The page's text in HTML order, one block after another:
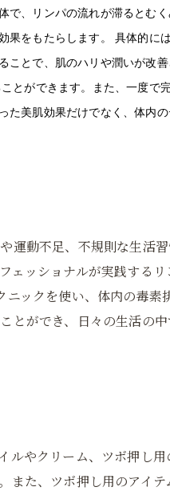
で、リンパの流れが滞るとむ
果をもたらします。 具体的に
ことで、肌のハリや潤いが改
とができます。また、一度で
た美肌効果だけでなく、体内
運動不足、不規則な生活
ェッショナルが実践するリ
ックを使い、体内の毒素
とができ、日々の生活の
ルやクリーム、ツボ押し用
また、ツボ押し用のアイテ